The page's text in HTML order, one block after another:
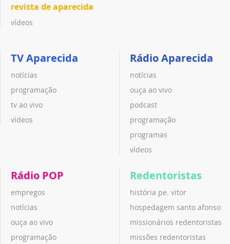
revista de aparecida
vídeos
TV Aparecida
notícias
programação
tv ao vivo
vídeos
Rádio Aparecida
notícias
ouça ao vivo
podcast
programação
programas
vídeos
Rádio POP
empregos
notícias
ouça ao vivo
programação
Redentoristas
história pe. vitor
hospedagem santo afonso
missionários redentoristas
missões redentoristas